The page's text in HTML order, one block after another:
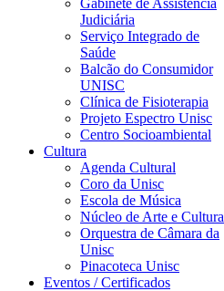
Gabinete de Assistência
Judiciária
Serviço Integrado de
Saúde
Balcão do Consumidor
UNISC
Clínica de Fisioterapia
Projeto Espectro Unisc
Centro Socioambiental
Cultura
Agenda Cultural
Coro da Unisc
Escola de Música
Núcleo de Arte e Cultura
Orquestra de Câmara da
Unisc
Pinacoteca Unisc
Eventos / Certificados